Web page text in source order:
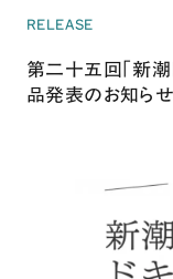
RELEASE
第二十五回「新潮
品発表のお知ら